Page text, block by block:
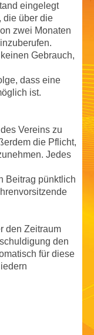
eingelegt
die über die
zwei Monaten
Gebrauch,
dass eine
ist.
Vereins zu
die Pflicht,
Jedes
Beitrag pünktlich
den Zeitraum
den
für diese